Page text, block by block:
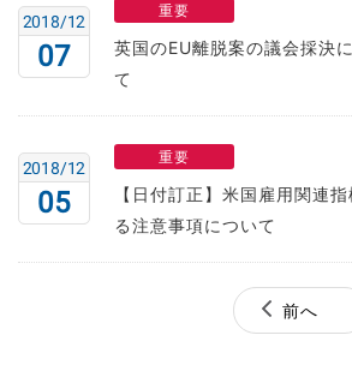
07
2018/12
重要
英国のEU離脱案の議会採決
て
05
2018/12
重要
【日付訂正】米国雇用関連
る注意事項について
前へ